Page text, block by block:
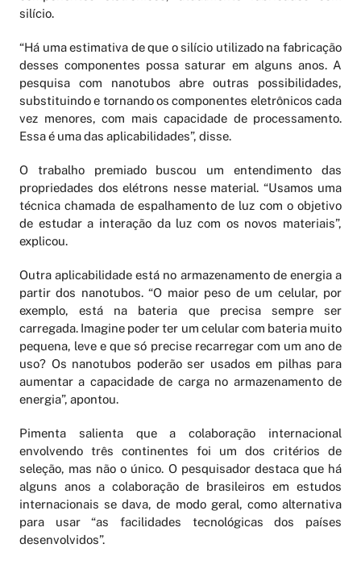
silício.
“Há uma estimativa de que o silício utilizado na fabricação
desses componentes possa saturar em alguns anos. A
pesquisa com nanotubos abre outras possibilidades,
substituindo e tornando os componentes eletrônicos cada
vez menores, com mais capacidade de processamento.
Essa é uma das aplicabilidades”, disse.
O trabalho premiado buscou um entendimento das
propriedades dos elétrons nesse material. “Usamos uma
técnica chamada de espalhamento de luz com o objetivo
de estudar a interação da luz com os novos materiais”,
explicou.
Outra aplicabilidade está no armazenamento de energia a
partir dos nanotubos. “O maior peso de um celular, por
exemplo, está na bateria que precisa sempre ser
carregada. Imagine poder ter um celular com bateria muito
pequena, leve e que só precise recarregar com um ano de
uso? Os nanotubos poderão ser usados em pilhas para
aumentar a capacidade de carga no armazenamento de
energia”, apontou.
Pimenta salienta que a colaboração internacional
envolvendo três continentes foi um dos critérios de
seleção, mas não o único. O pesquisador destaca que há
alguns anos a colaboração de brasileiros em estudos
internacionais se dava, de modo geral, como alternativa
para usar “as facilidades tecnológicas dos países
desenvolvidos”.